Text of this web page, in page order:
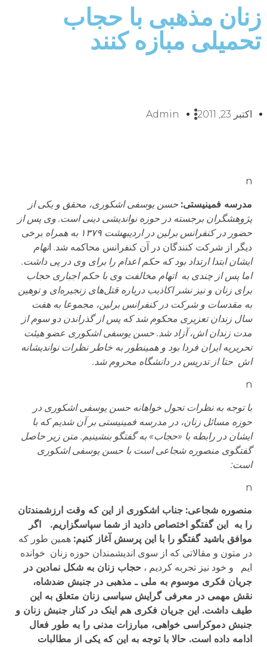
زنان مذهبی با حجاب
تحمیلی مبازه کنند
اکتبر 23, 2011 Admin
n
مدرسه فمینیستی: حسن یوسفی اشکوری، محقق و یکی از
پژوهشگران برجسته در حوزه نواندیشی دینی است. وی پس از
حضور در کنفرانس برلین در اردیبهشت ۱۳۷۹ به همراه
برخی
دیگر از شرکت کنندگان در آن کنفرانس محاکمه شد. اتهام
ایشان ابتدا ارتداد بود که حکم اعدام را برای وی در پی داشت.
اما پس از چندی بهاتهام مخالفت وی با حکم اجباری حجاب
برای زنان و نیزنشر اکاذیب درباره قتل‌های زنجیره‌ای و توهین
به مقدسات و شرکت در کنفرانس برلین، مجموعا به هفت
سال زندان تعزیری محکوم شد که پس از گذراندن دو سوم از
مدت زندان اش، آزاد شد. حسن یوسفی اشکوری عضو هیئت
تحریریه ایران فردا بود و همینطور به خاطر نظرات نواندیشانه
اش حتا از تدریس در دانشگاه محروم شد.
n
با توجه به نظرات تحول خواهانه حسن یوسفی اشکوری در
حوزه مسائل زنان، در مدرسه فمینیستی بر آن شدیم که با
ایشان در رابطه با «حجاب» به گفتگو بنشینیم. متن زیر حاصل
گفتگوی منصوره شجاعی است با حسن یوسفی اشکوری
است:
n
منصوره شجاعی: جناب اشکوری از این که وقت ارزشمندتان
را به این گفتگو اختصاص دادید از شما سپاسگزاریم. اگر
موافق باشید گفتگو را با این پرسش آغاز کنیم: همین طور که
در متون و مقالاتی که از سوی اندیشمندان حوزه زنان خوانده
ایم و خود نیز تجربه کردیم ، حجاب زنان به شکل نمادین در
جریان فکری موسوم به ملی ـ مذهبی در جنبش ضدشاه،
نقش مهمی در معرفی گرایش سیاسی زنان متعلق به این
طیف داشت. این جریان فکری هم اینک در کنار جنبش زنان و
جنبش دموکراسی خواهی، مبارزات مدنی را به طور فعال
ادامه داده است. حالا با توجه به این که یکی از مطالبات